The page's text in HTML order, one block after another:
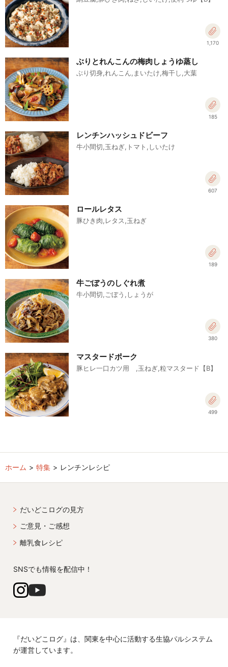
1,170
ぶりとれんこんの梅肉しょうゆ蒸し
ぶり切身,れんこん,まいたけ,梅干し,大葉
185
レンチンハッシュドビーフ
牛小間切,玉ねぎ,トマト,しいたけ
607
ロールレタス
豚ひき肉,レタス,玉ねぎ
189
牛ごぼうのしぐれ煮
牛小間切,ごぼう,しょうが
380
マスタードポーク
豚ヒレ一口カツ用 ,玉ねぎ,粒マスタード【B】
499
ホーム 特集 レンチンレシピ
だいどこログの見方
ご意見・ご感想
離乳食レシピ
SNSでも情報を配信中！
『だいどこログ』は、関東を中心に活動する生協パルシステム
が運営しています。